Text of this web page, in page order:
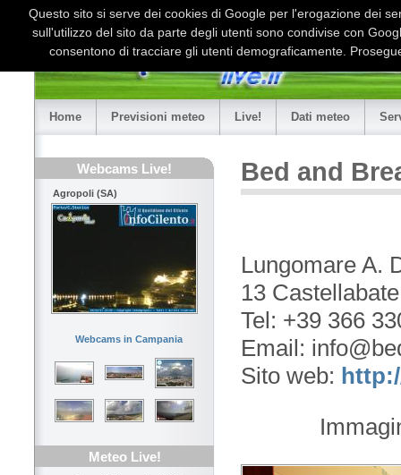
Home Previsioni meteo Live! Dati meteo
Webcams Live!
Agropoli (SA)
Webcams in Campania
Meteo Live!
Bed and
Lungomare A.
13
Tel: +39 366
Email:
Sito web:
Questo sito si serve dei cookies di Google per l'erogazione dei
sull'utilizzo del sito da parte degli utenti sono condivise con
consentono di tracciare gli utenti demograficamente.